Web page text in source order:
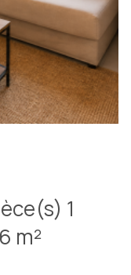
chambre(s) 46 m²